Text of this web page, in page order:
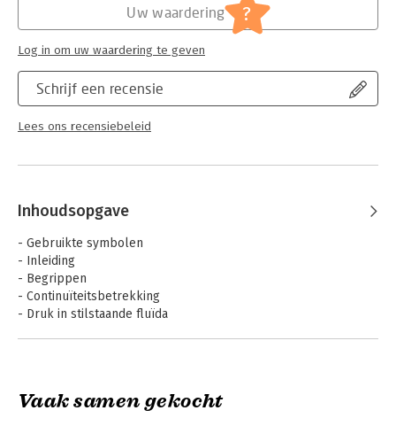
Schrijf een recensie
Lees ons recensiebeleid
Uw waardering ?
Log in om uw waardering te geven
Inhoudsopgave
- Gebruikte symbolen
- Inleiding
- Begrippen
- Continuïteitsbetrekking
- Druk in stilstaande fluïda
- Impulstheorie
Vaak samen gekocht